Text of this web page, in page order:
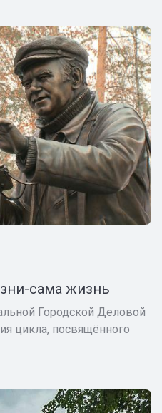
сама жизнь
Городской Деловой
цикла, посвящённого